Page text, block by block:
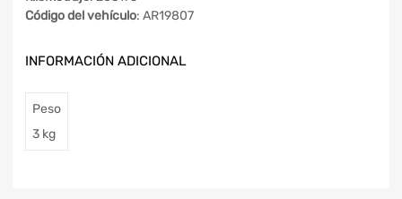
Código del vehículo: AR19807
INFORMACIÓN ADICIONAL
Peso
3 kg